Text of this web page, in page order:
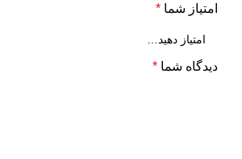
امتیاز شما *
دیدگاه شما *